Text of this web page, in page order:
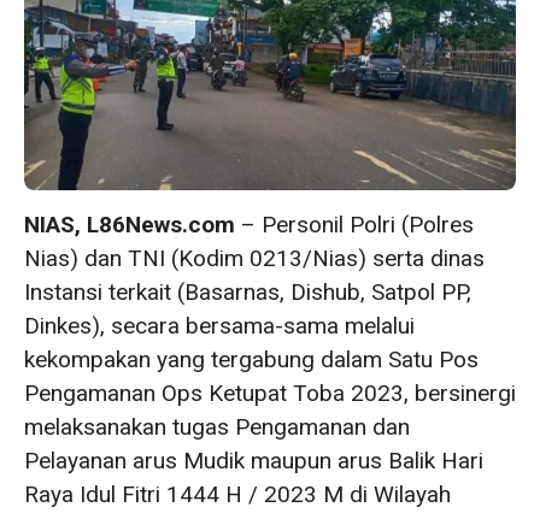
NIAS, L86News.com – Personil Polri (Polres
Nias) dan TNI (Kodim 0213/Nias) serta dinas
Instansi terkait (Basarnas, Dishub, Satpol PP,
Dinkes), secara bersama-sama melalui
kekompakan yang tergabung dalam Satu Pos
Pengamanan Ops Ketupat Toba 2023, bersinergi
melaksanakan tugas Pengamanan dan
Pelayanan arus Mudik maupun arus Balik Hari
Raya Idul Fitri 1444 H / 2023 M di Wilayah